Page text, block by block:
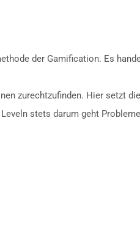
der Gamification. Es
zurechtzufinden. Hier setzt
stets darum geht